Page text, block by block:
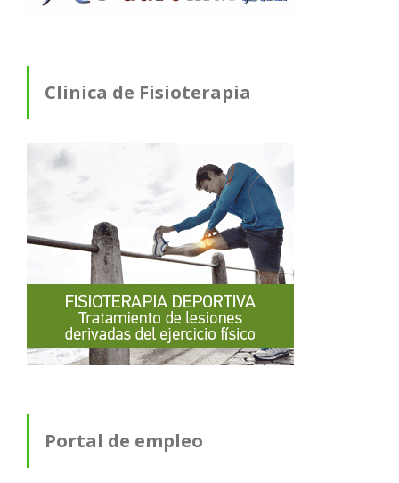
Clinica de Fisioterapia
Portal de empleo